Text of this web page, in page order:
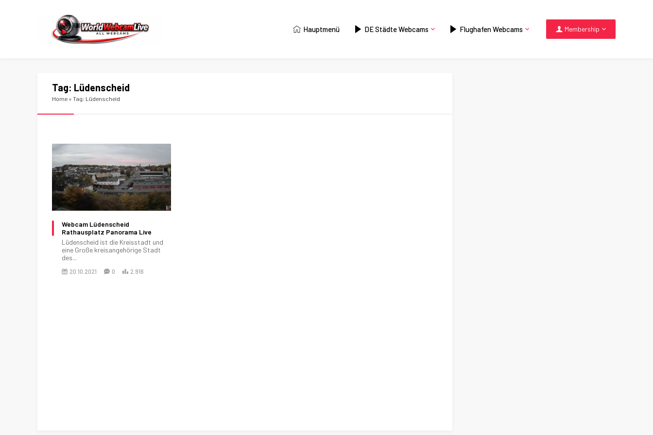
Hauptmenü DE Städte Webcams Flughafen Webcams Membership
Tag: Lüdenscheid
Home » Tag: Lüdenscheid
Webcam Lüdenscheid
Rathausplatz Panorama Live
Lüdenscheid ist die Kreisstadt und
eine Große kreisangehörige Stadt
des...
20.10.2021 0 2.916